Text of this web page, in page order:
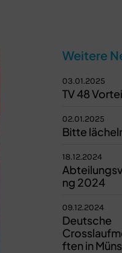
Weitere
03.01.2025
TV 48
02.01.2025
Bitte
18.12.2024
ng 2024
09.12.2024
Deutsche
ften in